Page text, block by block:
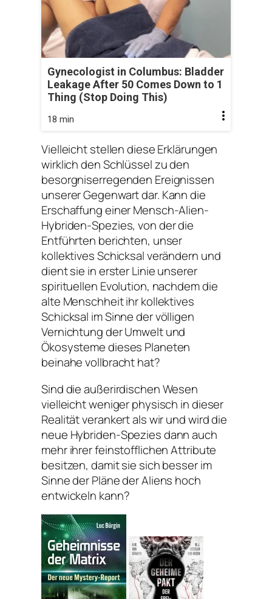
Gynecologist in Columbus: Bladder
Leakage After 50 Comes Down to 1
Thing (Stop Doing This)
18 min
Vielleicht stellen diese Erklärungen
wirklich den Schlüssel zu den
besorgniserregenden Ereignissen
unserer Gegenwart dar. Kann die
Erschaffung einer Mensch-Alien-
Hybriden-Spezies, von der die
Entführten berichten, unser
kollektives Schicksal verändern und
dient sie in erster Linie unserer
spirituellen Evolution, nachdem die
alte Menschheit ihr kollektives
Schicksal im Sinne der völligen
Vernichtung der Umwelt und
Ökosysteme dieses Planeten
beinahe vollbracht hat?
Sind die außerirdischen Wesen
vielleicht weniger physisch in dieser
Realität verankert als wir und wird die
neue Hybriden-Spezies dann auch
mehr ihrer feinstofflichen Attribute
besitzen, damit sie sich besser im
Sinne der Pläne der Aliens hoch
entwickeln kann?